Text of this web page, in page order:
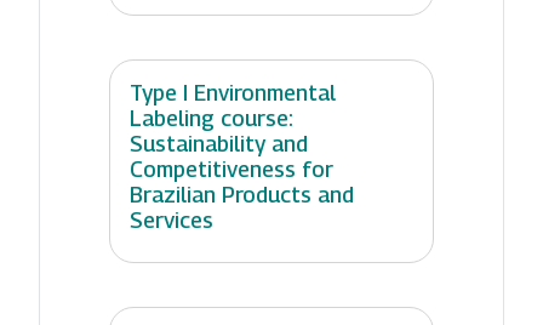
Type I Environmental
Labeling course:
Sustainability and
Competitiveness for
Brazilian Products and
Services